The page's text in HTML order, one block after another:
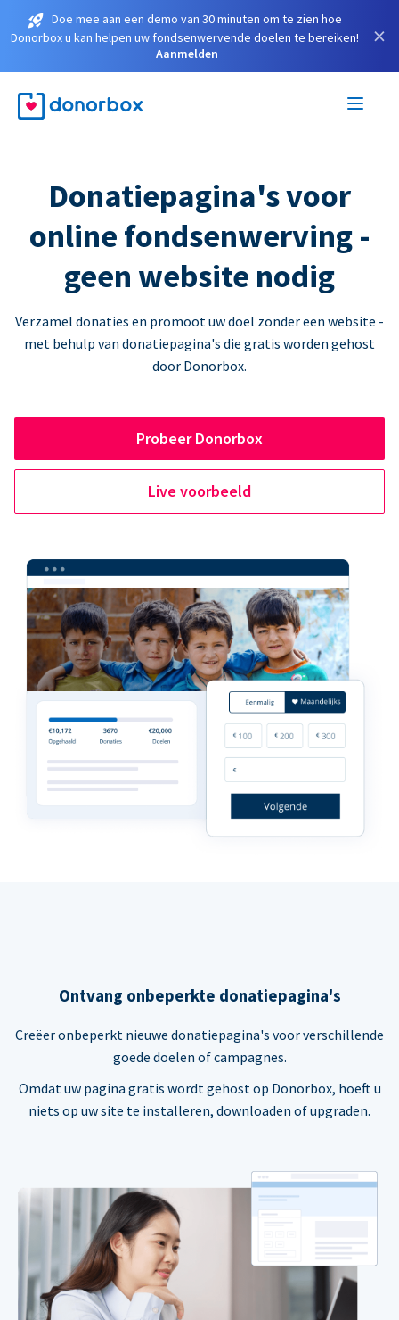
Doe mee aan een demo van 30 minuten om te zien hoe
Donorbox u kan helpen uw fondsenwervende doelen te bereiken!
Aanmelden
×
Donatiepagina's voor
online fondsenwerving -
geen website nodig
Verzamel donaties en promoot uw doel zonder een website -
met behulp van donatiepagina's die gratis worden gehost
door Donorbox.
Probeer Donorbox
Live voorbeeld
Ontvang onbeperkte donatiepagina's
Creëer onbeperkt nieuwe donatiepagina's voor verschillende
goede doelen of campagnes.
Omdat uw pagina gratis wordt gehost op Donorbox, hoeft u
niets op uw site te installeren, downloaden of upgraden.